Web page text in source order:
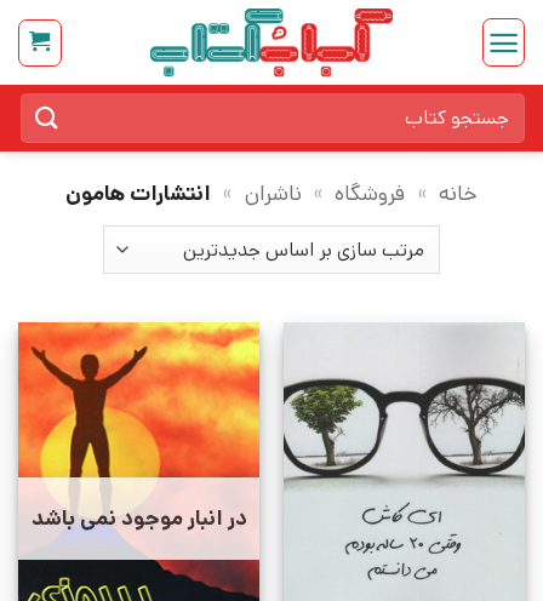
Skip
content
برای:
خانه » فروشگاه » ناشران » انتشارات هامون
در انبار موجود نمی باشد